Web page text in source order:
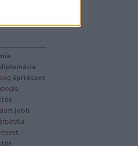
diplomácia
építészet
Jobb